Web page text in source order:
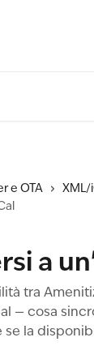
e OTA
XML/
a
tra
— cosa
la